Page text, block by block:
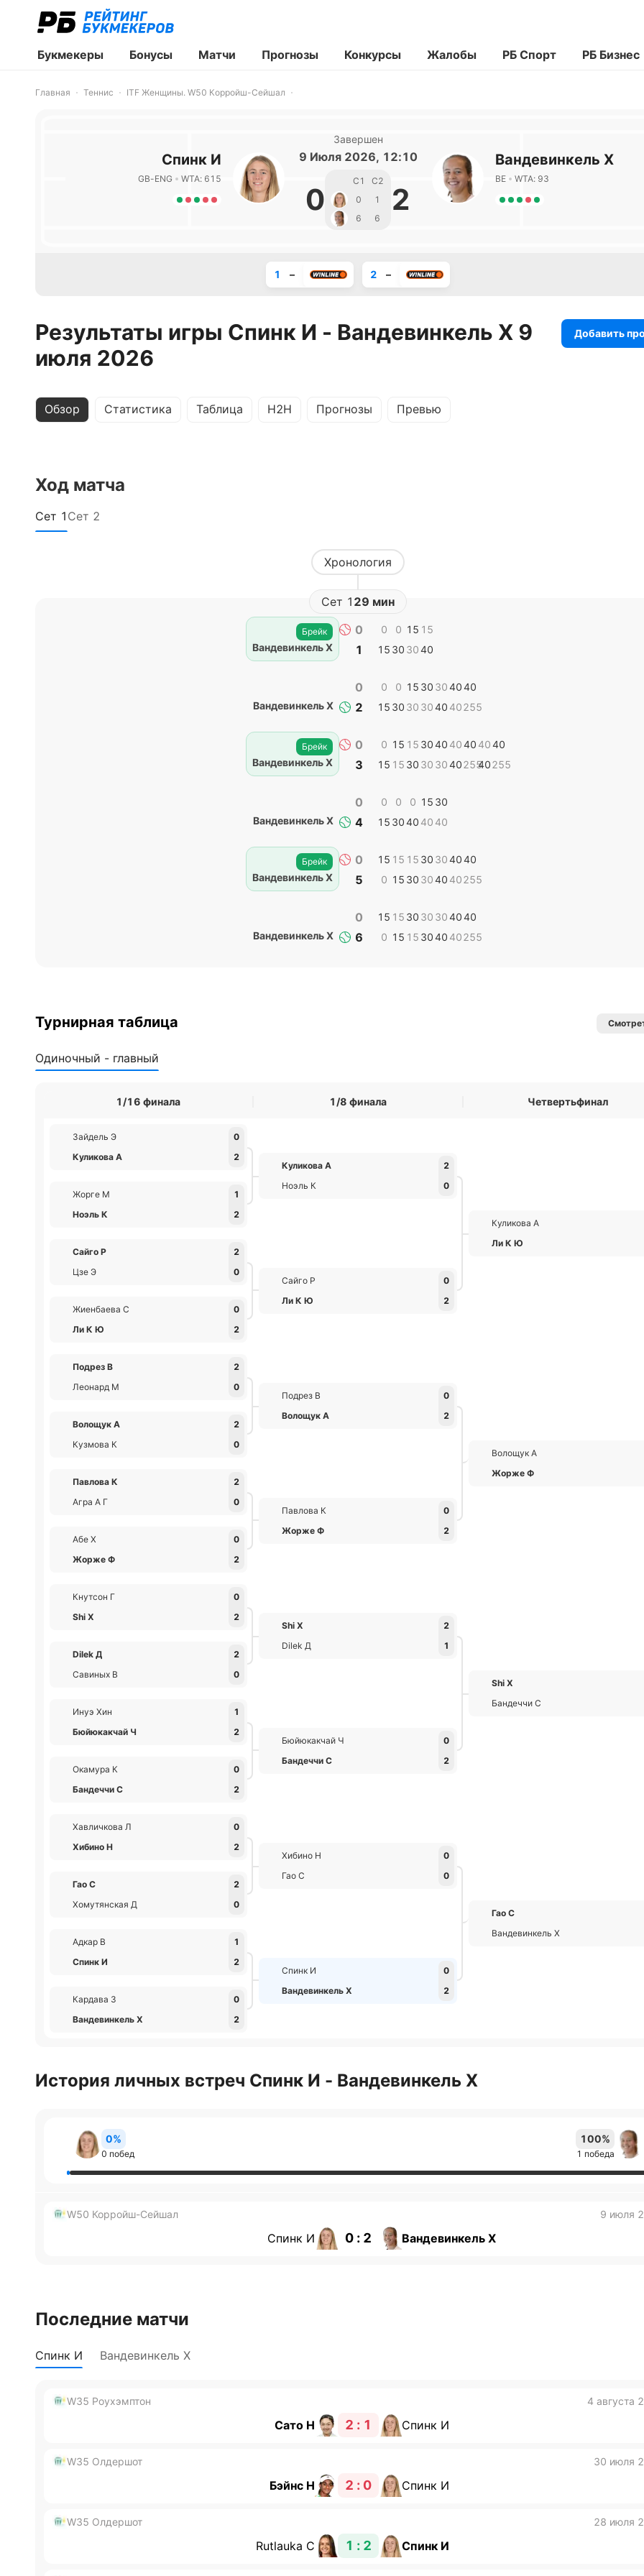
Букмекеры Бонусы Матчи Прогнозы Конкурсы Жалобы РБ Спорт РБ Бизнес
Главная Теннис ITF Женщины. W50 Корройш-Сейшал
Спинк И
GB-ENG WTA: 615
Завершен
9 Июля 2026, 12:10
0
С1
С2
0
1
6
6
2
Вандевинкель Х
BE WTA: 93
1 – 2 –
Результаты игры Спинк И - Вандевинкель Х 9
июля 2026
Добавить
Обзор Статистика Таблица H2H Прогнозы Превью
Ход матча
Сет 1 Сет 2
Хронология
Сет 1 29 мин
Брейк
Вандевинкель Х
0
1
0
15
0
30
15
30
15
40
Вандевинкель Х
0
2
0
15
0
30
15
30
30
30
30
40
40
40
40
255
Брейк
Вандевинкель Х
0
3
0
15
15
15
15
30
30
30
40
30
40
40
40
255
40
40
40
255
Вандевинкель Х
0
4
0
15
0
30
0
40
15
40
30
40
Брейк
Вандевинкель Х
0
5
15
0
15
15
15
30
30
30
30
40
40
40
40
255
Вандевинкель Х
0
6
15
0
15
15
30
15
30
30
30
40
40
40
40
255
Турнирная таблица
Одиночный - главный
1/16 финала
Зайдель Э
0
Куликова А
2
Жорге М
1
Ноэль К
2
Сайго Р
2
Цзе Э
0
Жиенбаева С
0
Ли К Ю
2
Подрез В
2
Леонард М
0
Волощук А
2
Кузмова К
0
Павлова К
2
Агра А Г
0
Абе Х
0
Жорже Ф
2
Кнутсон Г
0
Shi Х
2
Dilek Д
2
Савиных В
0
Инуэ Хин
1
Бюйюкакчай Ч
2
Окамура К
0
Бандеччи С
2
Хавличкова Л
0
Хибино Н
2
Гао С
2
Хомутянская Д
0
Адкар В
1
Спинк И
2
Кардава З
0
Вандевинкель Х
2
1/8 финала
Куликова А
2
Ноэль К
0
Сайго Р
0
Ли К Ю
2
Подрез В
0
Волощук А
2
Павлова К
0
Жорже Ф
2
Shi Х
2
Dilek Д
1
Бюйюкакчай Ч
0
Бандеччи С
2
Хибино Н
0
Гао С
0
Спинк И
0
Вандевинкель Х
2
Четвертьфинал
Куликова А
Ли К Ю
Волощук А
Жорже Ф
Shi Х
Бандеччи С
Гао С
Вандевинкель Х
История личных встреч Спинк И - Вандевинкель Х
0%
0 побед
100%
1 победа
W50 Корройш-Сейшал 9 июля
Спинк И 0 : 2 Вандевинкель Х
Последние матчи
Спинк И Вандевинкель Х
W35 Роухэмптон 4 августа
Сато Н 2 : 1 Спинк И
W35 Олдершот 30 июля
Бэйнс Н 2 : 0 Спинк И
W35 Олдершот 28 июля
Rutlauka С 1 : 2 Спинк И